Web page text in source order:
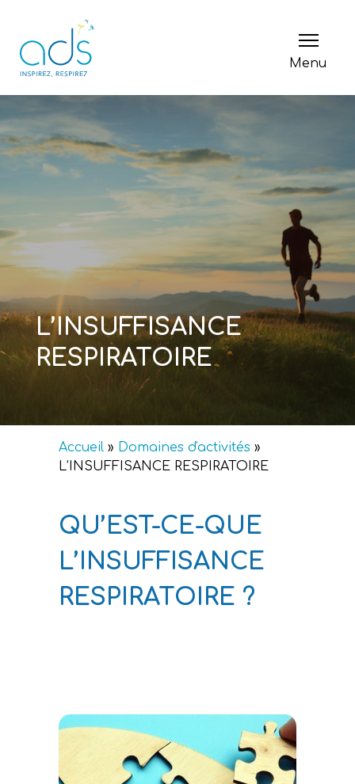
Menu
L’INSUFFISANCE
RESPIRATOIRE
Accueil » Domaines d'activités »
L’INSUFFISANCE RESPIRATOIRE
QU’EST-CE-QUE
L’INSUFFISANCE
RESPIRATOIRE ?